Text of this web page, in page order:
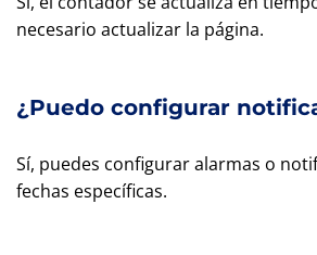
necesario actualizar la página.
¿Puedo configurar
Sí, puedes configurar alarmas o
fechas específicas.